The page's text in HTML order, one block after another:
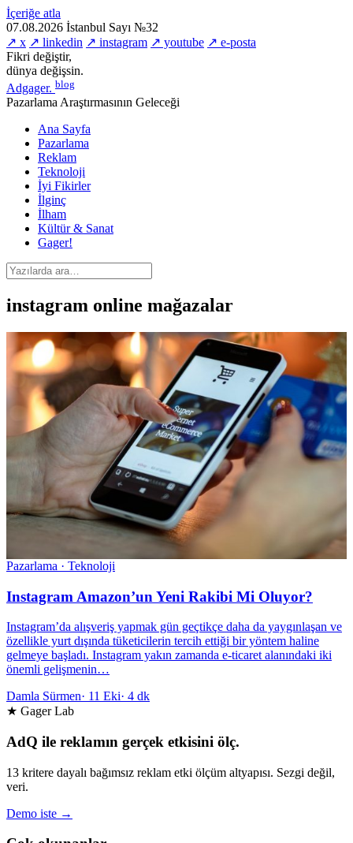
İçeriğe atla
07.08.2026 İstanbul Sayı №32
↗ x ↗ linkedin ↗ instagram ↗ youtube ↗ e-posta
Fikri değiştir,
dünya değişsin.
Adgager. blog
Pazarlama Araştırmasının Geleceği
Ana Sayfa
Pazarlama
Reklam
Teknoloji
İyi Fikirler
İlginç
İlham
Kültür & Sanat
Gager!
instagram online mağazalar
Pazarlama · Teknoloji
Instagram Amazon’un Yeni Rakibi Mi Oluyor?
Instagram’da alışveriş yapmak gün geçtikçe daha da yaygınlaşan ve
özellikle yurt dışında tüketicilerin tercih ettiği bir yöntem haline
gelmeye başladı. Instagram yakın zamanda e-ticaret alanındaki iki
önemli gelişmenin…
Damla Sürmen· 11 Eki· 4 dk
★ Gager Lab
AdQ ile reklamın gerçek etkisini ölç.
13 kritere dayalı bağımsız reklam etki ölçüm altyapısı. Sezgi değil,
veri.
Demo iste →